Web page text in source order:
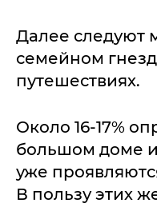
Далее следуют
семейном
путешествиях.
Около 16-17%
большом доме
уже
В пользу этих